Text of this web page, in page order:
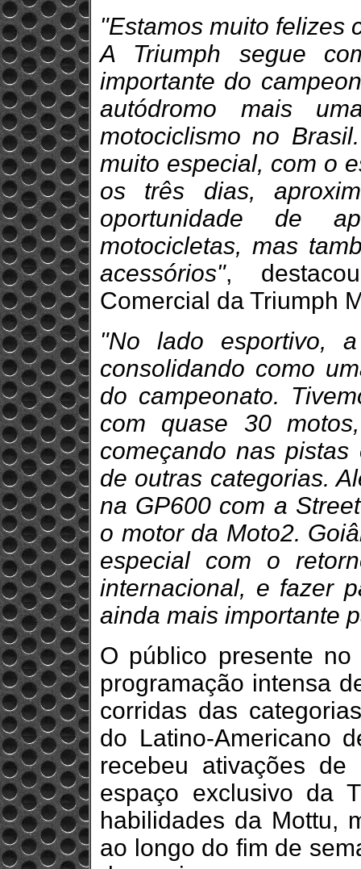
"Estamos muito felizes
A Triumph segue
importante do
autódromo mais
motociclismo no
muito especial, com o
os três dias,
oportunidade de
motocicletas, mas
acessórios",
Comercial da Triumph
"No lado esportivo,
consolidando como
do campeonato.
com quase 30
começando nas
de outras categorias.
na GP600 com a
o motor da Moto2.
especial com o
internacional, e fazer
ainda mais importante
O público presente no
programação intensa
corridas das
do Latino-Americano
recebeu ativações
espaço exclusivo da
habilidades da Mottu,
ao longo do fim de